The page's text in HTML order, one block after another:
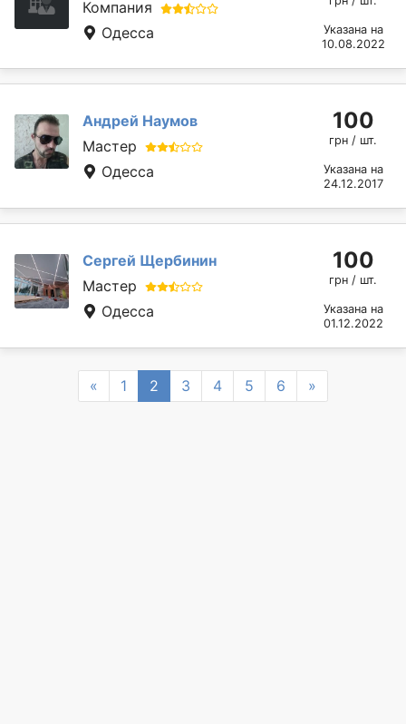
Компания
Одесса
Указана на
10.08.2022
Андрей Наумов
Мастер
Одесса
100
грн / шт.
Указана на
24.12.2017
Сергей Щербинин
Мастер
Одесса
100
грн / шт.
Указана на
01.12.2022
« Previous
1 2 3 4 5 6 »